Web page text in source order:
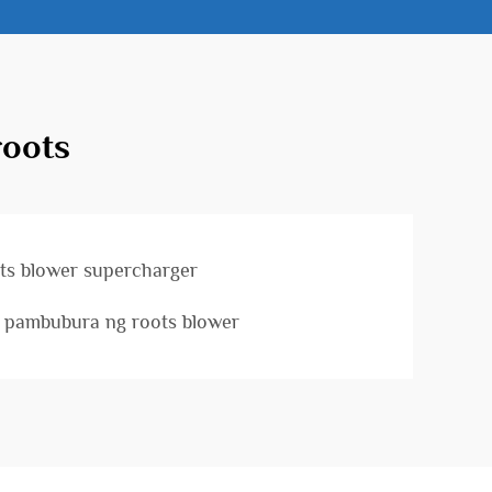
blower supercharger
pambubura ng roots blower